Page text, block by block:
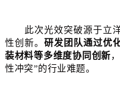
此次光效突破源于立
性创新。研发团队通过优
装材料等多维度协同创新
性冲突”的行业难题。